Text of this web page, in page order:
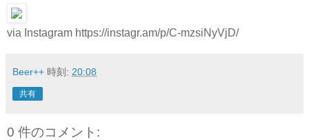
via Instagram https://instagr.am/p/C-mzsiNyVjD/
Beer++ 時刻: 20:08
共有
0 件のコメント: